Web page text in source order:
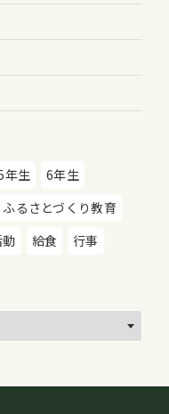
年生
6年生
ふるさとづくり教育
給食 行事